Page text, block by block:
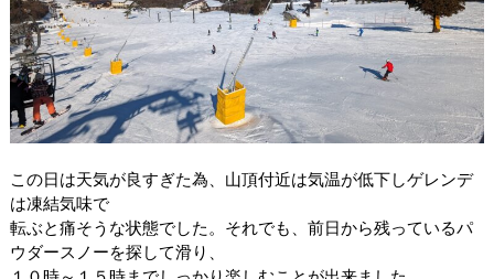
この日は天気が良すぎた為、山頂付近は気温が低下しゲレンデ
は凍結気味で
転ぶと痛そうな状態でした。それでも、前日から残っているパ
ウダースノーを探して滑り、